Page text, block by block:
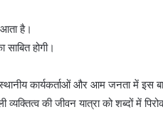
है।
होगी।
कार्यकर्ताओं और आम जनता में इस
की जीवन यात्रा को शब्दों में